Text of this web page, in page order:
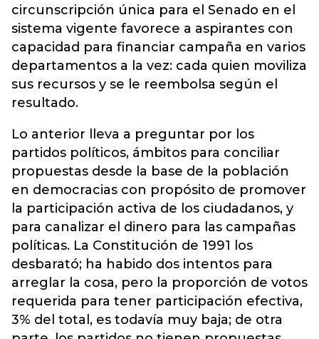
circunscripción única para el Senado en el
sistema vigente favorece a aspirantes con
capacidad para financiar campaña en varios
departamentos a la vez: cada quien moviliza
sus recursos y se le reembolsa según el
resultado.
Lo anterior lleva a preguntar por los
partidos políticos, ámbitos para conciliar
propuestas desde la base de la población
en democracias con propósito de promover
la participación activa de los ciudadanos, y
para canalizar el dinero para las campañas
políticas. La Constitución de 1991 los
desbarató; ha habido dos intentos para
arreglar la cosa, pero la proporción de votos
requerida para tener participación efectiva,
3% del total, es todavía muy baja; de otra